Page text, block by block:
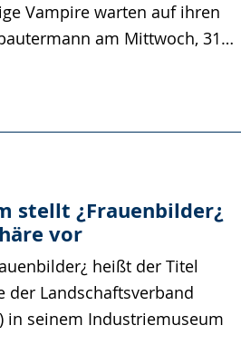
Vampire warten auf ihren
am Mittwoch, 31…
stellt ¿Frauenbilder¿
vor
heißt der Titel
der Landschaftsverband
in seinem Industriemuseum